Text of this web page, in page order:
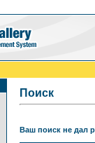
Поиск
Ваш поиск не дал